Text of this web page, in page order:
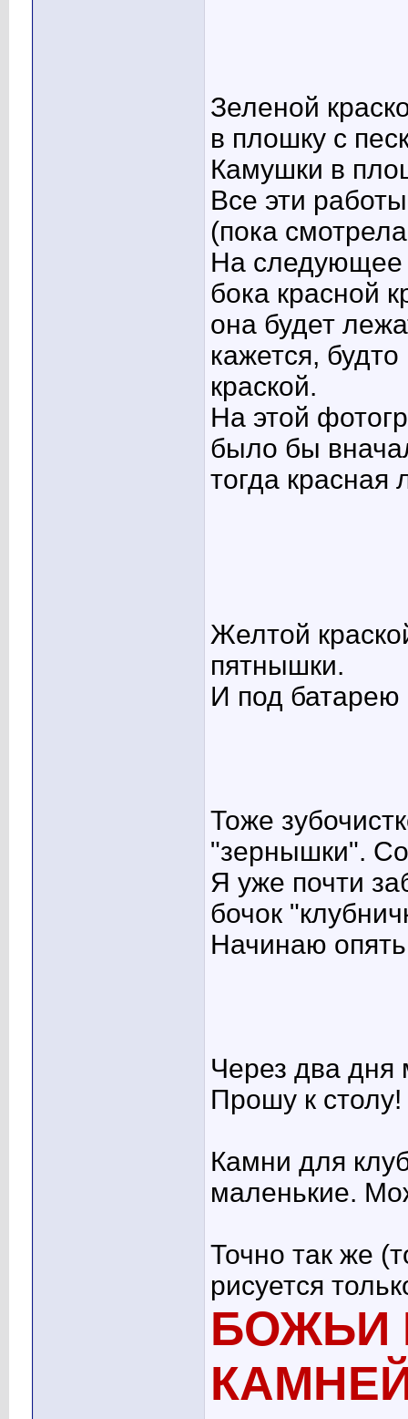
Зеленой
в плошку с
Камушки в
Все эти
(пока
На следующее
бока красной
она будет
кажется,
краской.
На этой
было бы
тогда
Желтой
пятнышки.
И под батарею
Тоже
"зернышки".
Я уже почти
бочок
Начинаю опять
Через два дня
Прошу к столу!
Камни для
маленькие.
Точно так же
рисуется
БОЖЬИ